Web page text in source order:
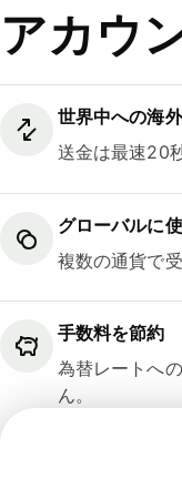
アカウ
世界中への海
送金は最速20
グローバルに
複数の通貨で
手数料を節約
為替レートへ
ん。